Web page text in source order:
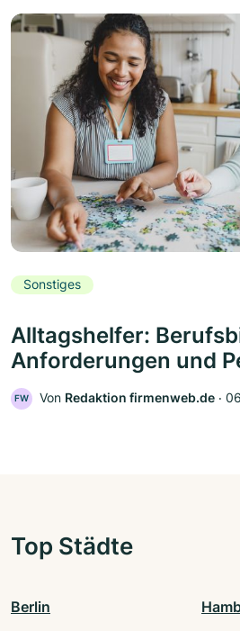
Sonstiges
Alltagshelfer:
Anforderungen und
FW Von Redaktion firmenweb.de ‧
Top Städte
Berlin